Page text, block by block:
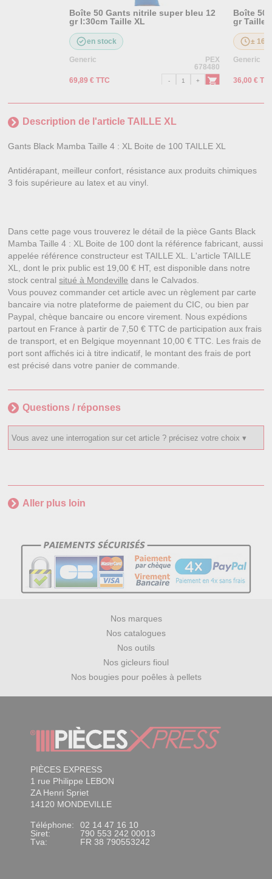
Boîte 50 Gants nitrile super bleu 12
gr l:30cm Taille XL
en stock
Generic
PEX
678480
69,89 € TTC
Boîte 50
gr Taille
± 16
Generic
36,00 €
Description de l'article TAILLE XL
Gants Black Mamba Taille 4 : XL Boite de 100 TAILLE XL
Antidérapant, meilleur confort, résistance aux produits chimiques
3 fois supérieure au latex et au vinyl.
Dans cette page vous trouverez le détail de la pièce Gants Black
Mamba Taille 4 : XL Boite de 100 dont la référence fabricant, aussi
appelée référence constructeur est TAILLE XL. L'article TAILLE
XL, dont le prix public est 19,00 € HT, est disponible dans notre
stock centralsitué à Mondeville dans le Calvados.
Vous pouvez commander cet article avec un règlement par carte
bancaire via notre plateforme de paiement du CIC, ou bien par
Paypal, chèque bancaire ou encore virement. Nous expédions
partout en France à partir de 7,50 € TTC de participation aux frais
de transport, et en Belgique moyennant 10,00 € TTC. Les frais de
port sont affichés ici à titre indicatif, le montant des frais de port
est précisé dans votre panier de commande.
Questions / réponses
Aller plus loin
Nos marques
Nos catalogues
Nos outils
Nos gicleurs fioul
Nos bougies pour poêles à pellets
PIÈCES EXPRESS
1 rue Philippe LEBON
ZA Henri Spriet
14120 MONDEVILLE
Téléphone:
02 14 47 16 10
Siret:
790 553 242 00013
Tva:
FR 38 790553242